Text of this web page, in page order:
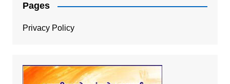
Pages
Privacy Policy